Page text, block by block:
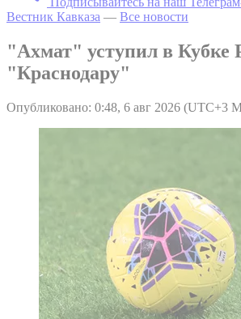
Вестник Кавказа — Все новости
"Ахмат" уступил в Кубке
"Краснодару"
Опубликовано: 0:48, 6 авг 2026 (UTC+3